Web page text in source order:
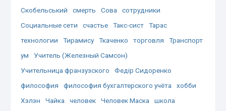
Скобельський
смерть Сова
сотрудники
Социальные сети
счастье Такс-сист
Тарас
технологии
Тирамису Ткаченко торговля
Транспорт
ум
Учитель (Железный Самсон)
Учительница франзузского
Федір Сидоренко
философия
философия бухгалтерского учёта
хобби
Хэлэн
Чайка человек Человек Маска
школа